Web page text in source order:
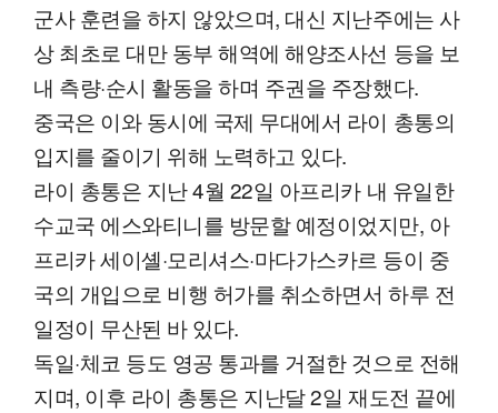
군사 훈련을 하지 않았으며, 대신 지난주에는 사
상 최초로 대만 동부 해역에 해양조사선 등을 보
내 측량·순시 활동을 하며 주권을 주장했다.
중국은 이와 동시에 국제 무대에서 라이 총통의
입지를 줄이기 위해 노력하고 있다.
라이 총통은 지난 4월 22일 아프리카 내 유일한
수교국 에스와티니를 방문할 예정이었지만, 아
프리카 세이셸·모리셔스·마다가스카르 등이 중
국의 개입으로 비행 허가를 취소하면서 하루 전
일정이 무산된 바 있다.
독일·체코 등도 영공 통과를 거절한 것으로 전해
지며, 이후 라이 총통은 지난달 2일 재도전 끝에